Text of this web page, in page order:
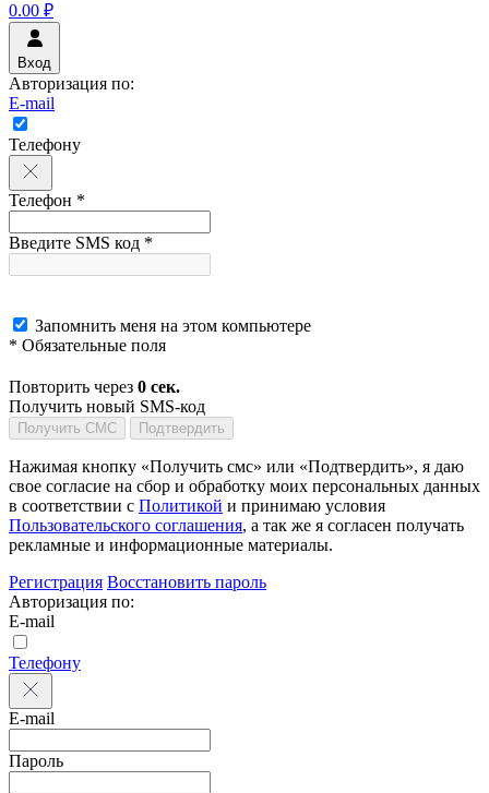
0.00 ₽
Вход
Авторизация по:
E-mail
Телефону
Телефон *
Введите SMS код *
Запомнить меня на этом компьютере
* Обязательные поля
Повторить через 0 сек.
Получить новый SMS-код
Получить СМС Подтвердить
Нажимая кнопку «Получить смс» или «Подтвердить», я даю
свое согласие на сбор и обработку моих персональных данных
в соответствии с Политикой и принимаю условия
Пользовательского соглашения, а так же я согласен получать
рекламные и информационные материалы.
Регистрация Восстановить пароль
Авторизация по:
E-mail
Телефону
E-mail
Пароль